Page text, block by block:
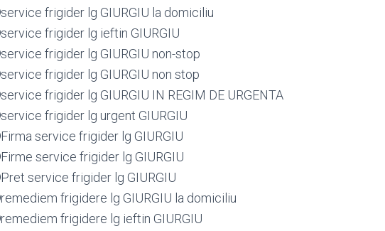
service frigider lg GIURGIU la domiciliu
service frigider lg ieftin GIURGIU
service frigider lg GIURGIU non-stop
service frigider lg GIURGIU non stop
service frigider lg GIURGIU IN REGIM DE URGENTA
service frigider lg urgent GIURGIU
Firma service frigider lg GIURGIU
Firme service frigider lg GIURGIU
Pret service frigider lg GIURGIU
remediem frigidere lg GIURGIU la domiciliu
remediem frigidere lg ieftin GIURGIU